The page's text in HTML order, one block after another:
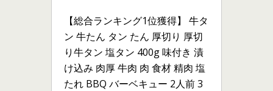
【総合ランキング1位獲得】 牛タ
ン 牛たん タン たん 厚切り 厚切
り牛タン 塩タン 400g 味付き 漬
け込み 肉厚 牛肉 肉 食材 精肉 塩
たれ BBQ バーベキュー 2人前 3